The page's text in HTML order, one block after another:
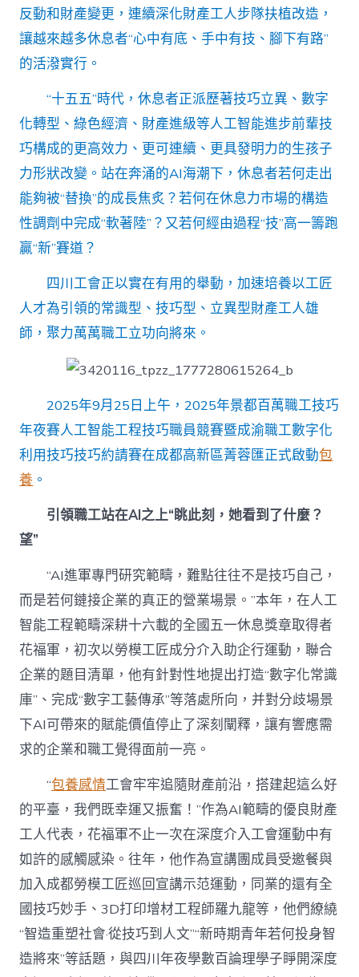
反動和財產變更，連續深化財產工人步隊扶植改造，
讓越來越多休息者“心中有底、手中有技、腳下有路”
的活潑實行。
“十五五”時代，休息者正派歷著技巧立異、數字
化轉型、綠色經濟、財產進級等人工智能進步前輩技
巧構成的更高效力、更可連續、更具發明力的生孩子
力形狀改變。站在奔涌的AI海潮下，休息者若何走出
能夠被“替換”的成長焦炙？若何在休息力市場的構造
性調劑中完成“軟著陸”？又若何經由過程“技”高一籌跑
贏“新”賽道？
四川工會正以實在有用的舉動，加速培養以工匠
人才為引領的常識型、技巧型、立異型財產工人雄
師，聚力萬萬職工立功向將來。
2025年9月25日上午，2025年景都百萬職工技巧
年夜賽人工智能工程技巧職員競賽暨成渝職工數字化
利用技巧技巧約請賽在成都高新區菁蓉匯正式啟動包
養 。
引領職工站在AI之上“眺此刻，她看到了什麼？
望”
“AI進軍專門研究範疇，難點往往不是技巧自己，
而是若何鏈接企業的真正的營業場景。”本年，在人工
智能工程範疇深耕十六載的全國五一休息獎章取得者
花福軍，初次以勞模工匠成分介入助企行運動，聯合
企業的題目清單，他有針對性地提出打造“數字化常識
庫”、完成“數字工藝傳承”等落處所向，并對分歧場景
下AI可帶來的賦能價值停止了深刻闡釋，讓有響應需
求的企業和職工覺得面前一亮。
“包養感情工會牢牢追隨財產前沿，搭建起這么好
的平臺，我們既幸運又振奮！”作為AI範疇的優良財產
工人代表，花福軍不止一次在深度介入工會運動中有
如許的感觸感染。往年，他作為宣講團成員受邀餐與
加入成都勞模工匠巡回宣講示范運動，同業的還有全
國技巧妙手、3D打印增材工程師羅九龍等，他們繚繞
“智造重塑社會·從技巧到人文”“新時期青年若何投身智
造將來”等話題，與四川年夜學數百論理學子睜開深度